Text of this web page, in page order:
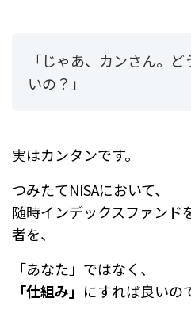
「じゃあ、カンさん。
いの？」
実はカンタンです。
つみたてNISAにおいて、
随時インデックスファンド
者を、
「あなた」ではなく、
「仕組み」 にすれば良いの